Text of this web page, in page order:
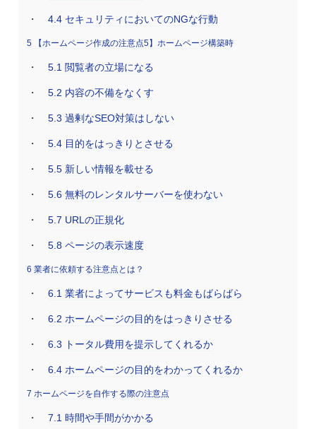
4.4セキュリティにおいてのNGな行動
5【ホームページ作成の注意点5】ホームページ構築時
5.1 閲覧者の立場になる
5.2 内容の不備をなくす
5.3 過剰なSEO対策はしない
5.4目的をはっきりとさせる
5.5新しい情報を載せる
5.6無料のレンタルサーバーを使わない
5.7 URLの正規化
5.8 ページの表示速度
6 業者に依頼する注意点とは？
6.1 業者によってサービスも料金もばらばら
6.2 ホームページの目的をはっきりさせる
6.3 トータル費用を提示してくれるか
6.4ホームページの目的をわかってくれるか
7 ホームページを自作する際の注意点
7.1 時間や手間がかかる